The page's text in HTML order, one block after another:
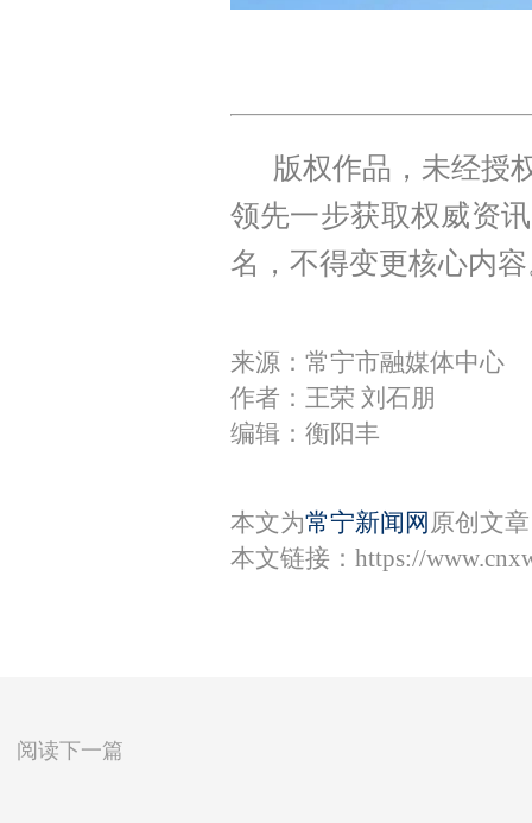
版权作品，未经授
领先一步获取权威资
名，不得变更核心内
来源：常宁市融媒体中心
作者：王荣 刘石朋
编辑：衡阳丰
本文为常宁新闻网 原创文
本文链接： https://
阅读下一篇